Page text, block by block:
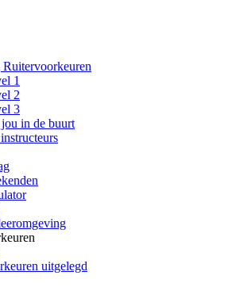
1
2
3
in de buurt
uitgelegd